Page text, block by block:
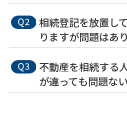
相続登記を放置し
りますが問題はあ
不動産を相続する
が違っても問題な